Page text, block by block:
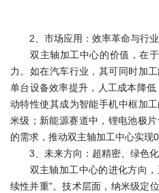
2、市场应用：效率革命与行业
双主轴加工中心的价值，在于
力。如在汽车行业，其可同时加
单台设备效率提升，人工成本降
动特性使其成为智能手机中框加
米级；新能源赛道中，锂电池极
的需求，推动双主轴加工中心实现
3、未来方向：超精密、绿色化
双主轴加工中心的进化方向，
续性并重”。技术层面，纳米级定